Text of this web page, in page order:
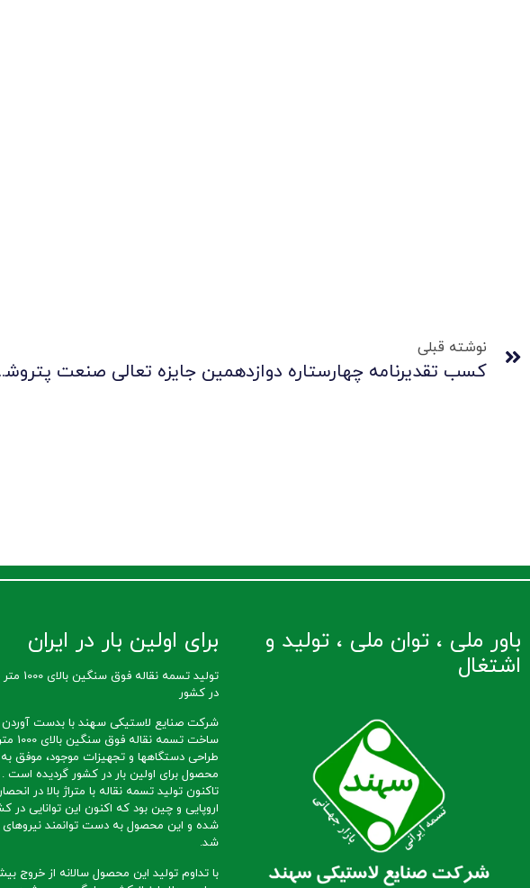
نوشته قبلی
کسب تقدیرنامه چهارستاره
باور ملی ، توان ملی ، تولید و
اشتغال
برای اولین بار در ایران
تولید تسمه
در کشور
شرکت صنایع لاستیکی سهند با بدست
ساخت
طراحی دستگاهها و تجهیزات موجود، موفق به
محصول برای اولین بار در کشور گردیده است .
تاکنون تولید تسمه نقاله با متراژ بالا در
اروپایی و چین بود که اکنون این توانایی در
شده و این محصول به دست توانمند نیروهای
شد.